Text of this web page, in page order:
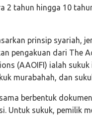
2 tahun hingga 10
prinsip syariah,
pengakuan dari The
(AAOIFI) ialah
murabahah, dan
berbentuk
Untuk sukuk, pemilik